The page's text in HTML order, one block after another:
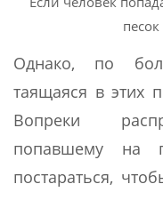
Однако, по
таящаяся в этих
Вопреки
попавшему на
постараться,